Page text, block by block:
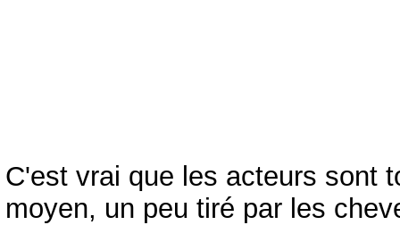
C'est vrai que les acteurs sont
moyen, un peu tiré par les